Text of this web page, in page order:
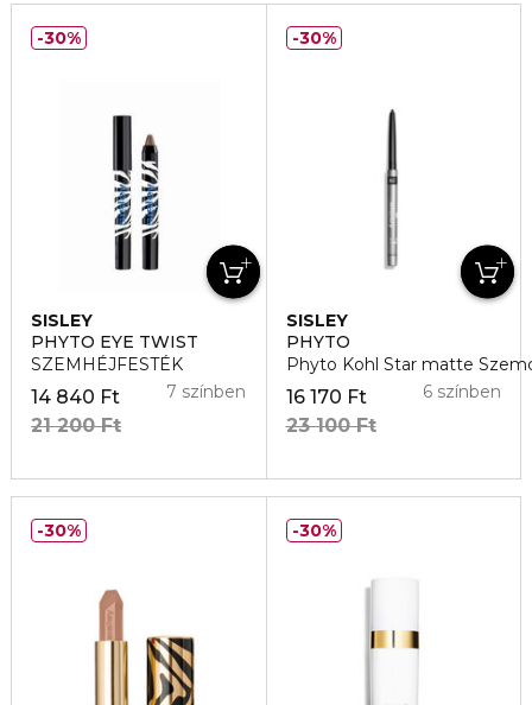
SISLEY
PHYTO EYE TWIST
SZEMHÉJFESTÉK
14 840 Ft
21 200 Ft
7 színben
30%
SISLEY
PHYTO
Phyto Kohl Star matte
16 170 Ft
23 100 Ft
6 színben
30%
30% 30%